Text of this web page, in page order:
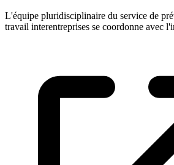
L'équipe pluridisciplinaire du service de
travail interentreprises se coordonne avec